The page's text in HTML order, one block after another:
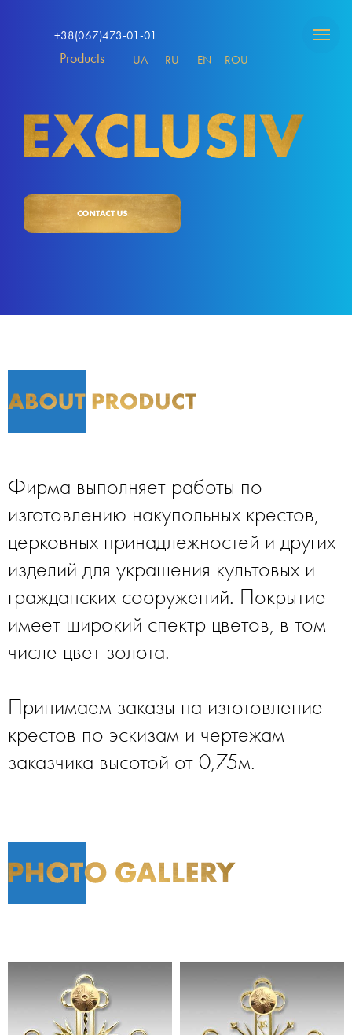
+38(067)473-01-01
UA
RU EN ROU
Products
Фирма выполняет работы по
изготовлению накупольных крестов,
церковных принадлежностей и других
изделий для украшения культовых и
гражданских сооружений. Покрытие
имеет широкий спектр цветов, в том
числе цвет золота.
Принимаем заказы на изготовление
крестов по эскизам и чертежам
заказчика высотой от 0,75м.